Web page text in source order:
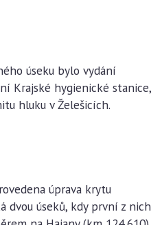
úseku bylo vydání
Krajské hygienické stanice,
hluku v Želešicích.
úprava krytu
dvou úseků, kdy první z nich